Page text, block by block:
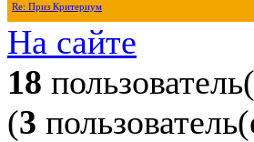
Re: Приз Критериум
На сайте
18
(3